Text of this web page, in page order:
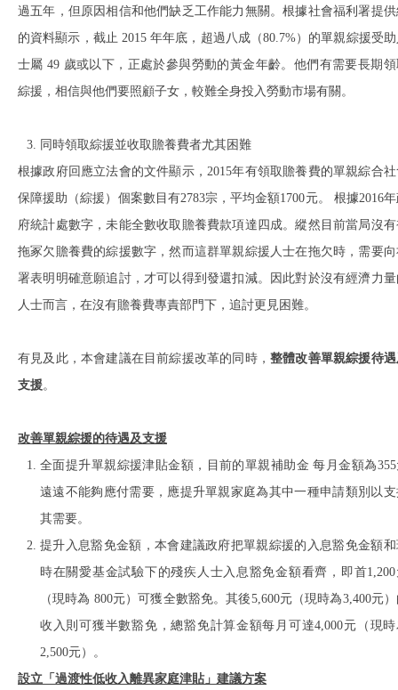
過五年，但原因相信和他們缺乏工作能力無關。根據社會福利署提
的資料顯示，截止 2015 年年底，超過八成（80.7%）的單親綜援受
士屬 49 歲或以下，正處於參與勞動的黃金年齡。他們有需要長期
綜援，相信與他們要照顧子女，較難全身投入勞動市場有關。
同時領取綜援並收取贍養費者尤其困難
根據政府回應立法會的文件顯示，2015年有領取贍養費的單親綜合
保障援助（綜援）個案數目有2783宗，平均金額1700元。 根據2016
府統計處數字，未能全數收取贍養費款項達四成。縱然目前當局沒
拖冢欠贍養費的綜援數字，然而這群單親綜援人士在拖欠時，需要
署表明明確意願追討，才可以得到發還扣減。因此對於沒有經濟力
人士而言，在沒有贍養費專責部門下，追討更見困難。
有見及此，本會建議在目前綜援改革的同時， 整體改善單親綜援待
支援。
改善單親綜援的待遇及支援
全面提升單親綜援津貼金額，目前的單親補助金 每月金額為
遠遠不能夠應付需要，應提升單親家庭為其中一種申請類別以
其需要。
提升入息豁免金額，本會建議政府把單親綜援的入息豁免金額
時在關愛基金試驗下的殘疾人士入息豁免金額看齊，即首1,200
（現時為 800元）可獲全數豁免。其後5,600元（現時為3,400元
收入則可獲半數豁免，總豁免計算金額每月可達4,000元（現時
2,500元）。
設立「過渡性低收入離異家庭津貼」建議方案